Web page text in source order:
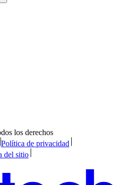
los derechos
Política de privacidad
del sitio